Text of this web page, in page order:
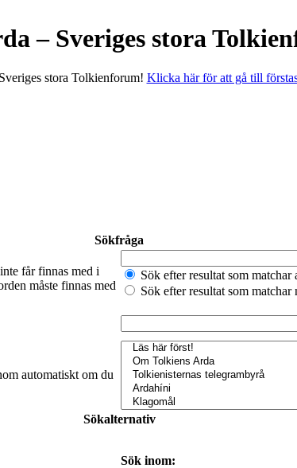
– Sveriges stora
stora Tolkienforum! Klicka här för att gå till
Sökfråga
får finnas med i
måste finnas med
Sök efter resultat som
Sök efter resultat som matchar
automatiskt om du
Sökalternativ
Sök inom: